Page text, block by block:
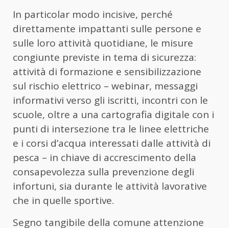
In particolar modo incisive, perché
direttamente impattanti sulle persone e
sulle loro attività quotidiane, le misure
congiunte previste in tema di sicurezza:
attività di formazione e sensibilizzazione
sul rischio elettrico – webinar, messaggi
informativi verso gli iscritti, incontri con le
scuole, oltre a una cartografia digitale con i
punti di intersezione tra le linee elettriche
e i corsi d’acqua interessati dalle attività di
pesca – in chiave di accrescimento della
consapevolezza sulla prevenzione degli
infortuni, sia durante le attività lavorative
che in quelle sportive.
Segno tangibile della comune attenzione